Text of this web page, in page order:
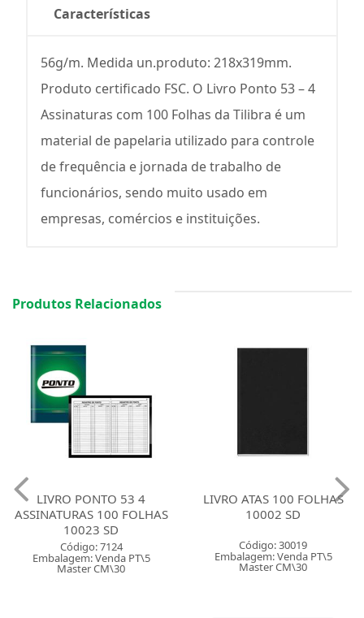
Características
56g/m. Medida un.produto: 218x319mm.
Produto certificado FSC. O Livro Ponto 53 – 4
Assinaturas com 100 Folhas da Tilibra é um
material de papelaria utilizado para controle
de frequência e jornada de trabalho de
funcionários, sendo muito usado em
empresas, comércios e instituições.
Produtos Relacionados
LIVRO PONTO 53 4
ASSINATURAS 100 FOLHAS
10023 SD
Código: 7124
Embalagem: Venda PT\5
Master CM\30
LIVRO ATAS 100 FOLHAS
10002 SD
Código: 30019
Embalagem: Venda PT\5
Master CM\30